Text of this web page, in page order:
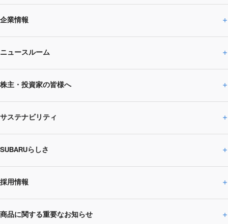
企業情報
企業情報トップ
SUBARUのありたい姿
SUBARU 2025方針
事業所・関係会社
ニュースルーム
ニュースルームトップ
ニュースリリース
閉じる
株主・投資家の皆様へ
株主・投資家の皆様へトップ
企業・経営
IRライブラリー
株主・投資家サポート
サステナビリティ
サステナビリティトップ
CEOサステナビリティ
環境
SUBARUらしさ
SUBARUらしさトップ
SUBARUびと
採用情報
採用情報トップ
商品に関する重要なお知らせ